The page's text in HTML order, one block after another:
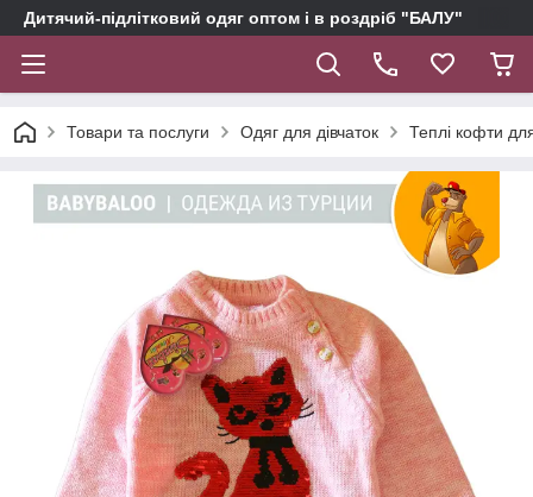
Дитячий-підлітковий одяг оптом і в роздріб "БАЛУ"
Товари та послуги Одяг для дівчаток Теплі кофти